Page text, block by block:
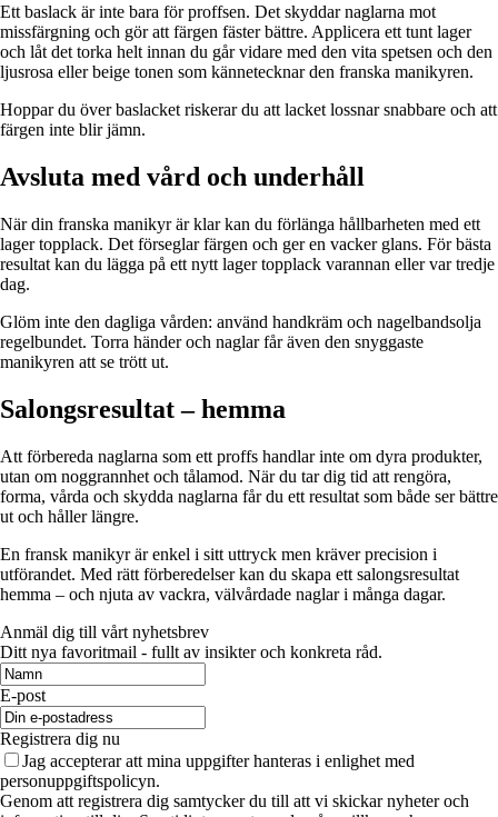
Ett baslack är inte bara för proffsen. Det skyddar naglarna mot
missfärgning och gör att färgen fäster bättre. Applicera ett tunt lager
och låt det torka helt innan du går vidare med den vita spetsen och den
ljusrosa eller beige tonen som kännetecknar den franska manikyren.
Hoppar du över baslacket riskerar du att lacket lossnar snabbare och att
färgen inte blir jämn.
Avsluta med vård och underhåll
När din franska manikyr är klar kan du förlänga hållbarheten med ett
lager topplack. Det förseglar färgen och ger en vacker glans. För bästa
resultat kan du lägga på ett nytt lager topplack varannan eller var tredje
dag.
Glöm inte den dagliga vården: använd handkräm och nagelbandsolja
regelbundet. Torra händer och naglar får även den snyggaste
manikyren att se trött ut.
Salongsresultat – hemma
Att förbereda naglarna som ett proffs handlar inte om dyra produkter,
utan om noggrannhet och tålamod. När du tar dig tid att rengöra,
forma, vårda och skydda naglarna får du ett resultat som både ser bättre
ut och håller längre.
En fransk manikyr är enkel i sitt uttryck men kräver precision i
utförandet. Med rätt förberedelser kan du skapa ett salongsresultat
hemma – och njuta av vackra, välvårdade naglar i många dagar.
Anmäl dig till vårt nyhetsbrev
Ditt nya favoritmail - fullt av insikter och konkreta råd.
E-post
Registrera dig nu
Jag accepterar att mina uppgifter hanteras i enlighet med
personuppgiftspolicyn.
Genom att registrera dig samtycker du till att vi skickar nyheter och